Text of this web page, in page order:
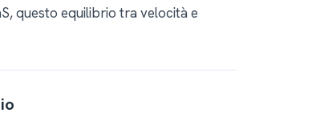
questo equilibrio tra velocità e